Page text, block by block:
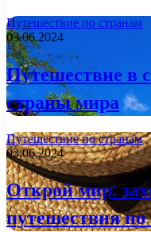
Путешествие по странам
03.06.2024
Путешествие в
страны мира
Путешествие по странам
03.06.2024
Открой мир:
путешествия